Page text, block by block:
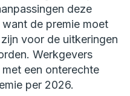
deze
de premie moet
voor de uitkeringen
Werkgevers
een onterechte
per 2026.